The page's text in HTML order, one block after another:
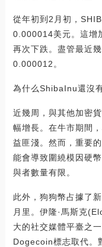
從年初到2月初，
0.000014美元。這增
再次下跌。盡管最近
0.000012。
為什么ShibaInu還沒
近幾周，與其他加密
幅增長。在牛市期間
益匪淺。然而，重要
能會導致圍繞模因硬
與者數量有限。
此外，狗狗幣占據了
月里。伊隆·馬斯克
大的社交媒體平臺之
Dogecoin標志取代。